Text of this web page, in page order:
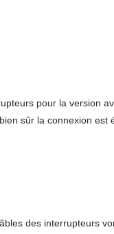
pour la version
sûr la connexion est
des interrupteurs